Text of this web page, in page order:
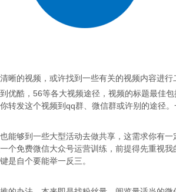
的视频，或许找到一些有关的视频内容进行
酷，56等各大视频途径，视频的标题最佳包
转发这个视频到qq群、微信群或许别的途径
够到一些大型活动去做共享，这需求你有一
个免费微信大众号运营训练，前提得先重视
是自个要能举一反三。